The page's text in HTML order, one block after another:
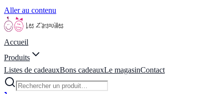
Aller au contenu
Accueil
Produits
Listes de cadeauxBons cadeauxLe magasinContact